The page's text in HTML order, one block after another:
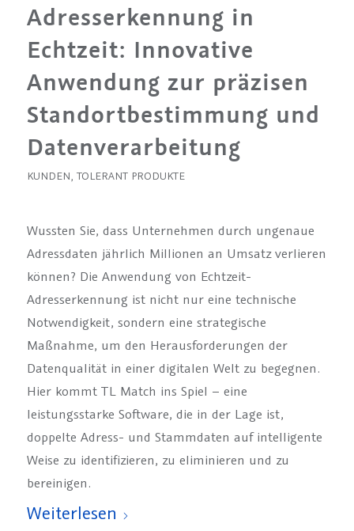
Adresserkennung in
Echtzeit: Innovative
Anwendung zur präzisen
Standortbestimmung und
Datenverarbeitung
KUNDEN TOLERANT PRODUKTE
Wussten Sie, dass Unternehmen durch ungenaue
Adressdaten jährlich Millionen an Umsatz verlieren
können? Die Anwendung von Echtzeit-
Adresserkennung ist nicht nur eine technische
Notwendigkeit, sondern eine strategische
Maßnahme, um den Herausforderungen der
Datenqualität in einer digitalen Welt zu begegnen.
Hier kommt TL Match ins Spiel – eine
leistungsstarke Software, die in der Lage ist,
doppelte Adress- und Stammdaten auf intelligente
Weise zu identifizieren, zu eliminieren und zu
bereinigen.
Weiterlesen